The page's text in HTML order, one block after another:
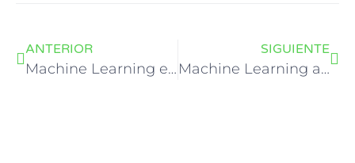
ANTERIOR
Machine Learning en Chile: cómo las empresas lo usan para crecer en 2025
SIGUIENTE
Machine Learning aplicado a la banca y fintech: cómo anticipar riesgos y detectar fraudes